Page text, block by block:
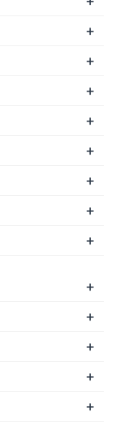
+
+
+
+
+
+
+
+
+
+
+
+
+